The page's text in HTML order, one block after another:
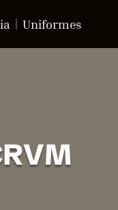
Uniformes